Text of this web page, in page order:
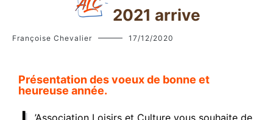
2021 arrive
Françoise Chevalier 17/12/2020
Présentation des voeux de bonne et
heureuse année.
’Association Loisirs et Culture vous souhaite de